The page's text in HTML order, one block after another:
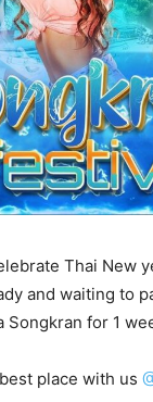
Thai New
and waiting to
Songkran for 1
place with us